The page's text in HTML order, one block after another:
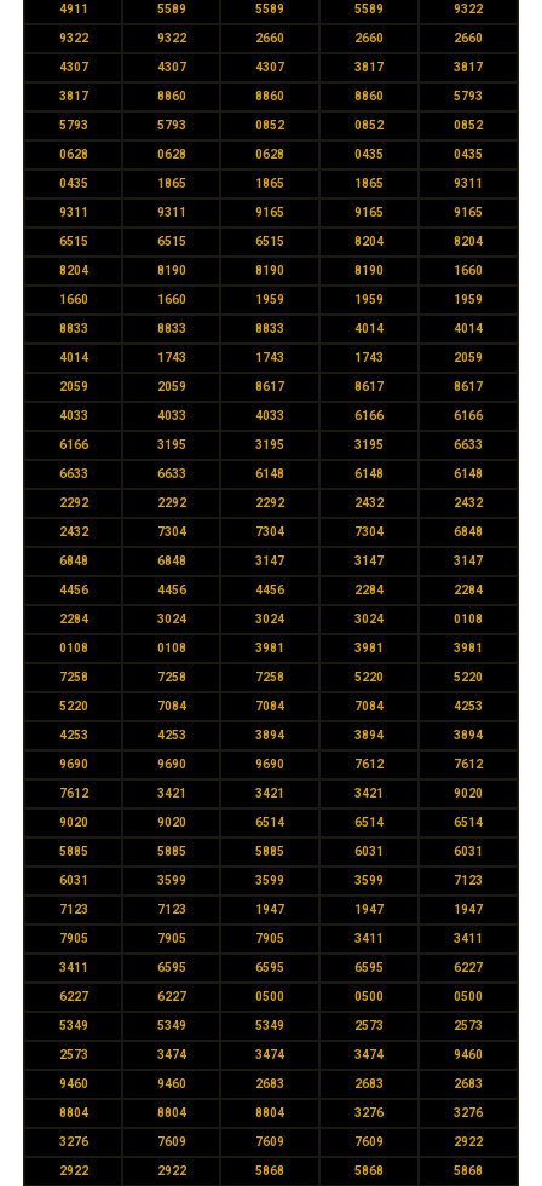
4911 5589 5589 5589 9322
9322 9322 2660 2660 2660
4307 4307 4307 3817 3817
3817 8860 8860 8860 5793
5793 5793 0852 0852 0852
0628 0628 0628 0435 0435
0435 1865 1865 1865 9311
9311 9311 9165 9165 9165
6515 6515 6515 8204 8204
8204 8190 8190 8190 1660
1660 1660 1959 1959 1959
8833 8833 8833 4014 4014
4014 1743 1743 1743 2059
2059 2059 8617 8617 8617
4033 4033 4033 6166 6166
6166 3195 3195 3195 6633
6633 6633 6148 6148 6148
2292 2292 2292 2432 2432
2432 7304 7304 7304 6848
6848 6848 3147 3147 3147
4456 4456 4456 2284 2284
2284 3024 3024 3024 0108
0108 0108 3981 3981 3981
7258 7258 7258 5220 5220
5220 7084 7084 7084 4253
4253 4253 3894 3894 3894
9690 9690 9690 7612 7612
7612 3421 3421 3421 9020
9020 9020 6514 6514 6514
5885 5885 5885 6031 6031
6031 3599 3599 3599 7123
7123 7123 1947 1947 1947
7905 7905 7905 3411 3411
3411 6595 6595 6595 6227
6227 6227 0500 0500 0500
5349 5349 5349 2573 2573
2573 3474 3474 3474 9460
9460 9460 2683 2683 2683
8804 8804 8804 3276 3276
3276 7609 7609 7609 2922
2922 2922 5868 5868 5868